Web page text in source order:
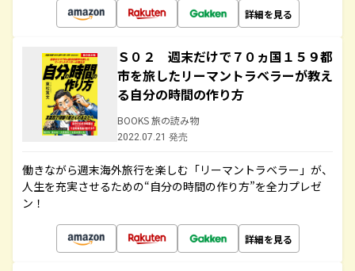
詳細を見る
Ｓ０２ 週末だけで７０ヵ国１５９都
市を旅したリーマントラベラーが教え
る自分の時間の作り方
BOOKS 旅の読み物
2022.07.21 発売
働きながら週末海外旅行を楽しむ「リーマントラベラー」が、
人生を充実させるための“自分の時間の作り方”を全力プレゼ
ン！
詳細を見る